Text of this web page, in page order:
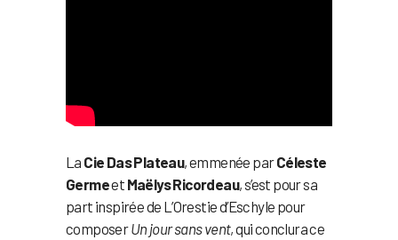
La Cie Das Plateau, emmenée parCéleste
Germeet Maëlys Ricordeau, s’est pour sa
part inspirée de L’Orestie d’Eschyle pour
composerUn jour sans vent, qui conclura ce